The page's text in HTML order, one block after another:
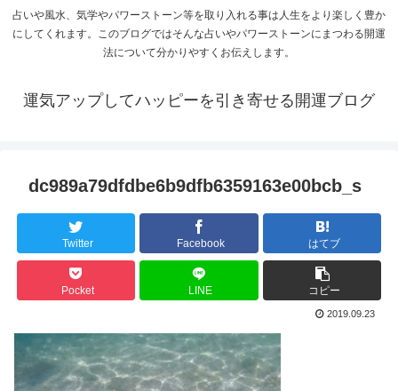
占いや風水、気学やパワーストーン等を取り入れる事は人生をより楽しく豊か
にしてくれます。このブログではそんな占いやパワーストーンにまつわる開運
法について分かりやすくお伝えします。
運気アップしてハッピーを引き寄せる開運ブログ
dc989a79dfdbe6b9dfb6359163e00bcb_s
Twitter Facebook はてブ
Pocket LINE コピー
2019.09.23